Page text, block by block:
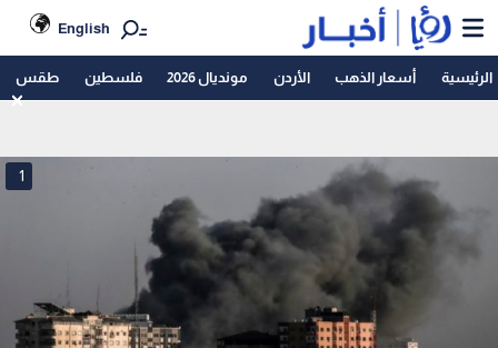
English
الرئيسية أسعار الذهب الأردن مونديال 2026 فلسطين طقس
1